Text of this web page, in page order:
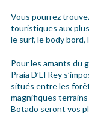
Vous pourrez
touristiques aux
le surf, le body
Pour les amants du
Praia D’El Rey
situés entre les
magnifiques terrains
Botado seront vos